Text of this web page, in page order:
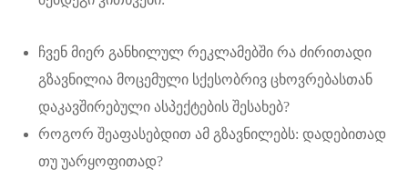
ჩვენ მიერ განხილულ რეკლამებში რა ძირითადი
გზავნილია მოცემული სქესობრივ ცხოვრებასთან
დაკავშირებული ასპექტების შესახებ?
როგორ შეაფასებდით ამ გზავნილებს: დადებითად
თუ უარყოფითად?